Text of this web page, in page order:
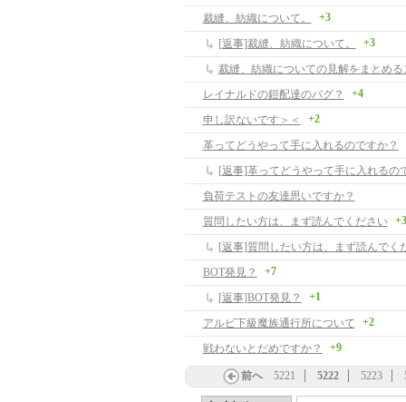
裁縫、紡織について。 +3
[返事]裁縫、紡織について。 +3
裁縫、紡織についての見解をまとめる
レイナルドの鎧配達のバグ？
+4
申し訳ないです＞＜ +2
革ってどうやって手に入れるのですか？
[返事]革ってどうやって手に入れるの
負荷テストの友達思いですか？
質問したい方は、まず読んでください
+3
[返事]質問したい方は、まず読んでく
BOT発見？
+7
[返事]BOT発見？ +1
アルビ下級魔族通行所について +2
戦わないとだめですか？ +9
前へ 5221 5222 5223